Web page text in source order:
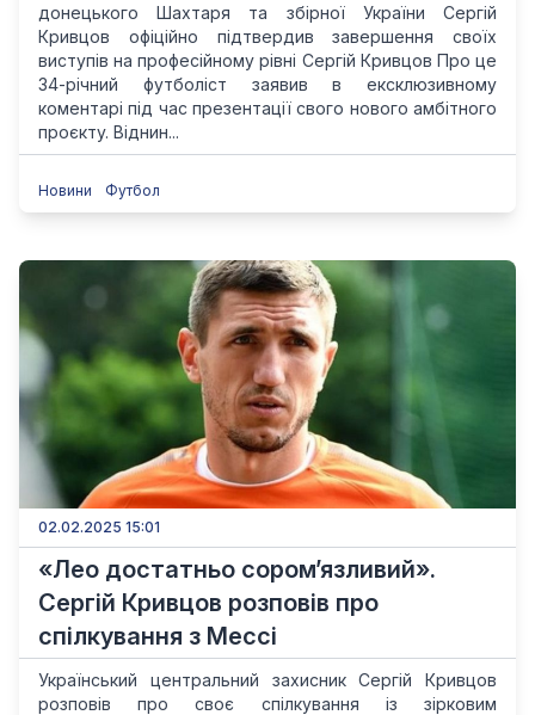
донецького Шахтаря та збірної України Сергій
Кривцов офіційно підтвердив завершення своїх
виступів на професійному рівні Сергій Кривцов Про це
34-річний футболіст заявив в ексклюзивному
коментарі під час презентації свого нового амбітного
проєкту. Віднин...
Новини Футбол
02.02.2025 15:01
«Лео достатньо сором’язливий».
Сергій Кривцов розповів про
спілкування з Мессі
Український центральний захисник Сергій Кривцов
розповів про своє спілкування із зірковим